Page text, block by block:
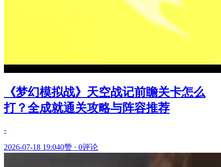
《梦幻模拟战》天空战记前瞻关卡怎么
打？全成就通关攻略与阵容推荐
-
2026-07-18 19:040赞 · 0评论